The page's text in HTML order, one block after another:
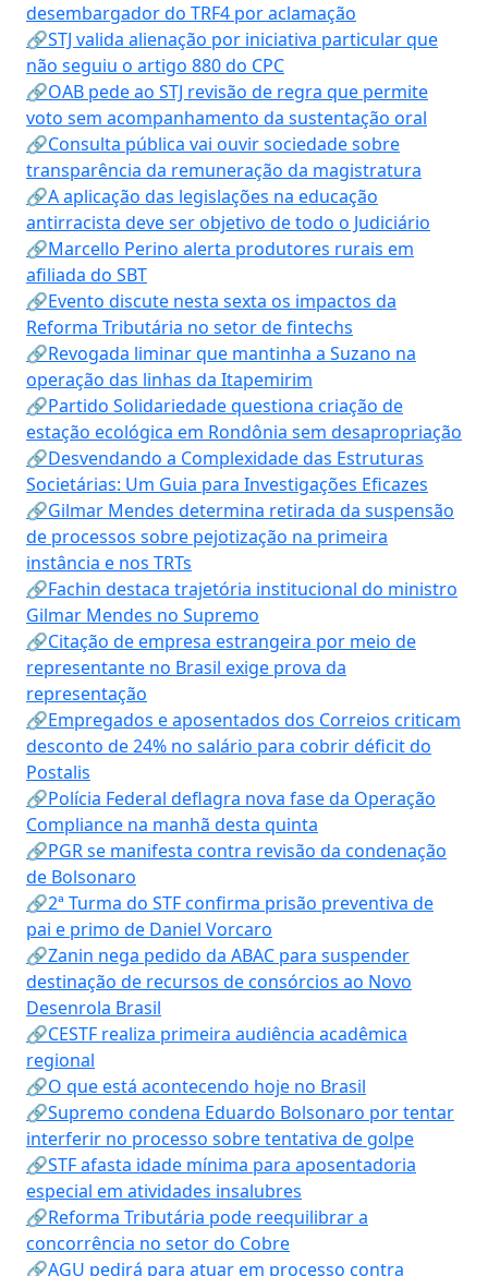
desembargador do TRF4 por aclamação
🔗STJ valida alienação por iniciativa particular que
não seguiu o artigo 880 do CPC
🔗OAB pede ao STJ revisão de regra que permite
voto sem acompanhamento da sustentação oral
🔗Consulta pública vai ouvir sociedade sobre
transparência da remuneração da magistratura
🔗A aplicação das legislações na educação
antirracista deve ser objetivo de todo o Judiciário
🔗Marcello Perino alerta produtores rurais em
afiliada do SBT
🔗Evento discute nesta sexta os impactos da
Reforma Tributária no setor de fintechs
🔗Revogada liminar que mantinha a Suzano na
operação das linhas da Itapemirim
🔗Partido Solidariedade questiona criação de
estação ecológica em Rondônia sem desapropriação
🔗Desvendando a Complexidade das Estruturas
Societárias: Um Guia para Investigações Eficazes
🔗Gilmar Mendes determina retirada da suspensão
de processos sobre pejotização na primeira
instância e nos TRTs
🔗Fachin destaca trajetória institucional do ministro
Gilmar Mendes no Supremo
🔗Citação de empresa estrangeira por meio de
representante no Brasil exige prova da
representação
🔗Empregados e aposentados dos Correios criticam
desconto de 24% no salário para cobrir déficit do
Postalis
🔗Polícia Federal deflagra nova fase da Operação
Compliance na manhã desta quinta
🔗PGR se manifesta contra revisão da condenação
de Bolsonaro
🔗2ª Turma do STF confirma prisão preventiva de
pai e primo de Daniel Vorcaro
🔗Zanin nega pedido da ABAC para suspender
destinação de recursos de consórcios ao Novo
Desenrola Brasil
🔗CESTF realiza primeira audiência acadêmica
regional
🔗O que está acontecendo hoje no Brasil
🔗Supremo condena Eduardo Bolsonaro por tentar
interferir no processo sobre tentativa de golpe
🔗STF afasta idade mínima para aposentadoria
especial em atividades insalubres
🔗Reforma Tributária pode reequilibrar a
concorrência no setor do Cobre
🔗AGU pedirá para atuar em processo contra